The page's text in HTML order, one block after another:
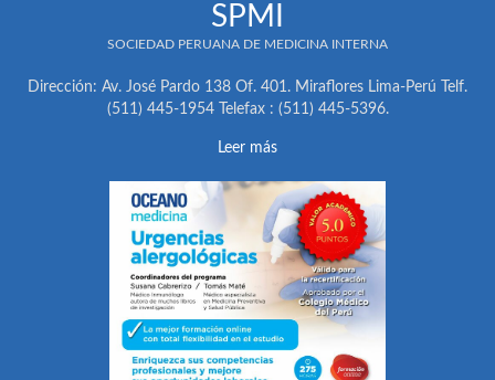
SPMI
SOCIEDAD PERUANA DE MEDICINA INTERNA
Dirección: Av. José Pardo 138 Of. 401. Miraflores Lima-Perú Telf.
(511) 445-1954 Telefax : (511) 445-5396.
Leer más